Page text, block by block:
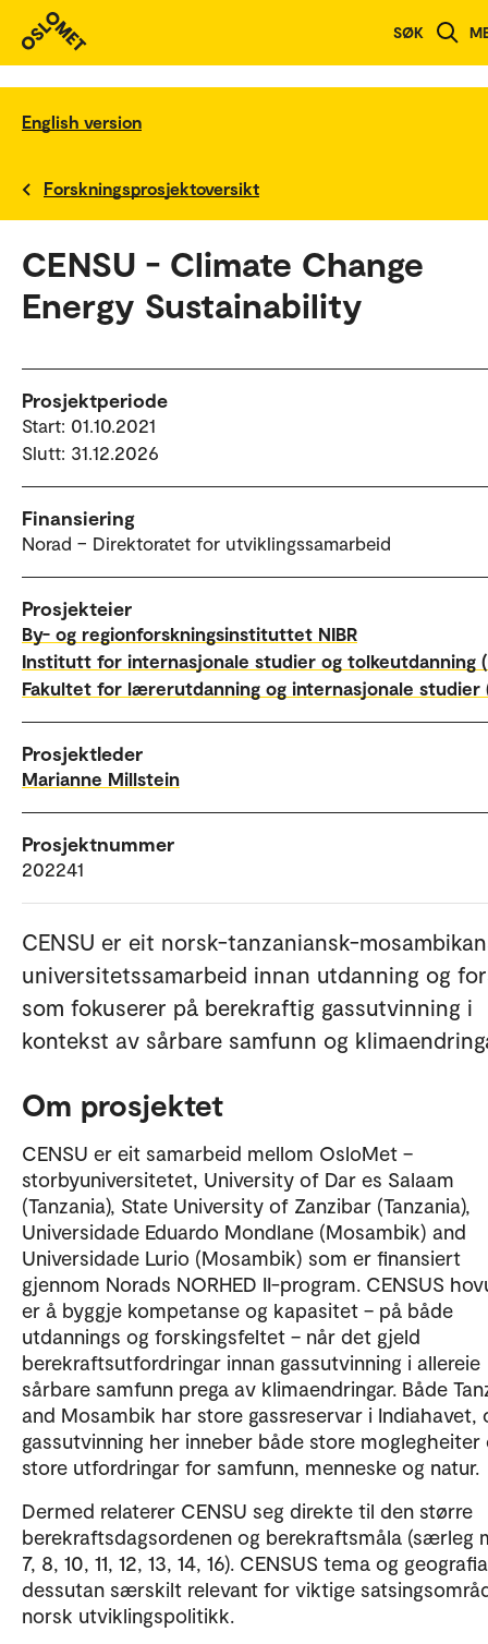
SØK
English version
Forskningsprosjektoversikt
CENSU - Climate Change
Energy Sustainability
Prosjektperiode
Start: 01.10.2021
Slutt: 31.12.2026
Finansiering
Norad – Direktoratet for utviklingssamarbeid
Prosjekteier
By- og regionforskningsinstituttet NIBR
Institutt for internasjonale studier og tolkeutdanning
Fakultet for lærerutdanning og internasjonale studier
Prosjektleder
Marianne Millstein
Prosjektnummer
202241
CENSU er eit norsk-tanzaniansk-
universitetssamarbeid innan utdanning og
som fokuserer på berekraftig gassutvinning i
kontekst av sårbare samfunn og
Om prosjektet
CENSU er eit samarbeid mellom OsloMet –
storbyuniversitetet, University of Dar es Salaam
(Tanzania), State University of Zanzibar (Tanzania),
Universidade Eduardo Mondlane (Mosambik) and
Universidade Lurio (Mosambik) som er finansiert
gjennom Norads NORHED II-program. CENSUS
er å byggje kompetanse og kapasitet – på både
utdannings og forskingsfeltet – når det gjeld
berekraftsutfordringar innan gassutvinning i allereie
sårbare samfunn prega av klimaendringar. Både
and Mosambik har store gassreservar i Indiahavet,
gassutvinning her inneber både store moglegheiter
store utfordringar for samfunn, menneske og natur.
Dermed relaterer CENSU seg direkte til den større
berekraftsdagsordenen og berekraftsmåla (særleg
7, 8, 10, 11, 12, 13, 14, 16). CENSUS tema og
dessutan særskilt relevant for viktige
norsk utviklingspolitikk.